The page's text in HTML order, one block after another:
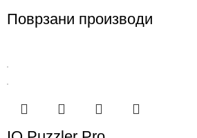
Поврзани производи